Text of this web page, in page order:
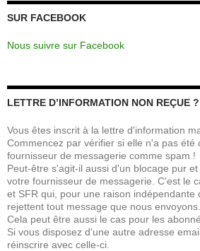
SUR FACEBOOK
Nous suivre sur Facebook
LETTRE D’INFORMATION NON REÇUE ?
Vous êtes inscrit à la lettre d'information
Commencez par vérifier si elle n'a pas été
fournisseur de messagerie comme spam !
Peut-être s'agit-il aussi d'un blocage pur
votre fournisseur de messagerie. C'est le
et SFR qui, pour une raison indépendante
rejettent tout message que nous envoyons.
Cela peut être aussi le cas pour les
Si vous disposez d'une autre adresse
réinscrire avec celle-ci.